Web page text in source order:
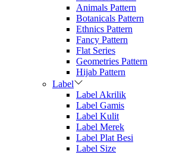
Animals Pattern
Botanicals Pattern
Ethnics Pattern
Fancy Pattern
Flat Series
Geometries Pattern
Hijab Pattern
Label
Label Akrilik
Label Gamis
Label Kulit
Label Merek
Label Plat Besi
Label Size